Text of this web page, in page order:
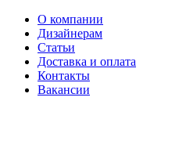
О компании
Дизайнерам
Статьи
Доставка и оплата
Контакты
Вакансии